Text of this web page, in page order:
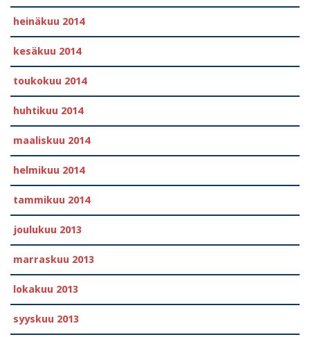
heinäkuu 2014
kesäkuu 2014
toukokuu 2014
huhtikuu 2014
maaliskuu 2014
helmikuu 2014
tammikuu 2014
joulukuu 2013
marraskuu 2013
lokakuu 2013
syyskuu 2013